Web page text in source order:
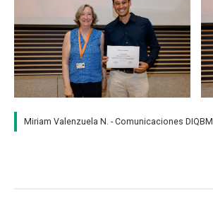
Miriam Valenzuela N. - Comunicaciones DIQBM